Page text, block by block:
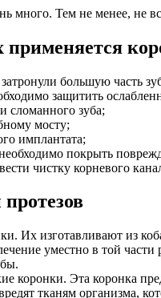
много. Тем не менее, не
применяется
большую часть
защитить
сломанного зуба;
мосту;
имплантата;
покрыть
чистку корневого
Их изготавливают из
уместно в той
коронки. Эта коронка
тканям организма,